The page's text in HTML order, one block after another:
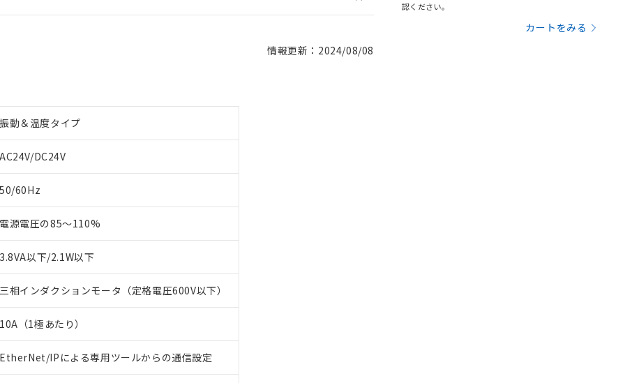
情報更新：2024/08/08
振動＆温度タイプ
AC24V/DC24V
50/60Hz
電源電圧の85～110%
3.8VA以下/2.1W以下
三相インダクションモータ（定格電圧600V以下）
10A（1極あたり）
EtherNet/IPによる専用ツールからの通信設定
認ください。
カートをみる